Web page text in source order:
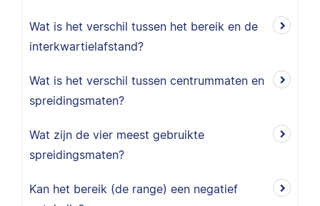
Wat is het verschil tussen het bereik en de
interkwartielafstand?
Wat is het verschil tussen centrummaten en
spreidingsmaten?
Wat zijn de vier meest gebruikte
spreidingsmaten?
Kan het bereik (de range) een negatief